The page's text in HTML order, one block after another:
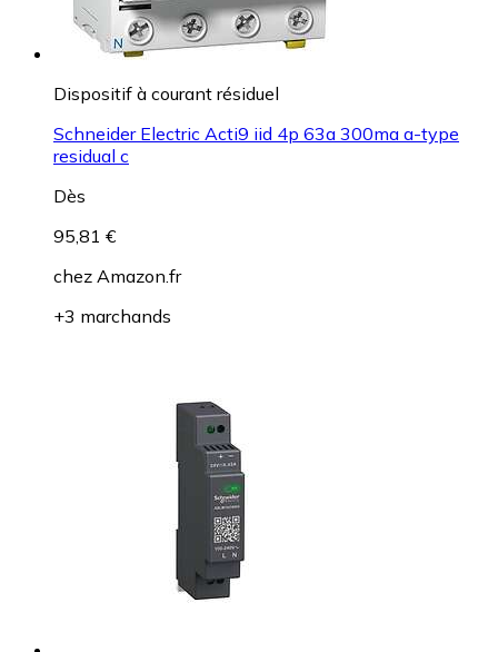
Dispositif à courant résiduel
Schneider Electric Acti9 iid 4p 63a 300ma a-type
residual c
Dès
95,81 €
chez Amazon.fr
+3 marchands